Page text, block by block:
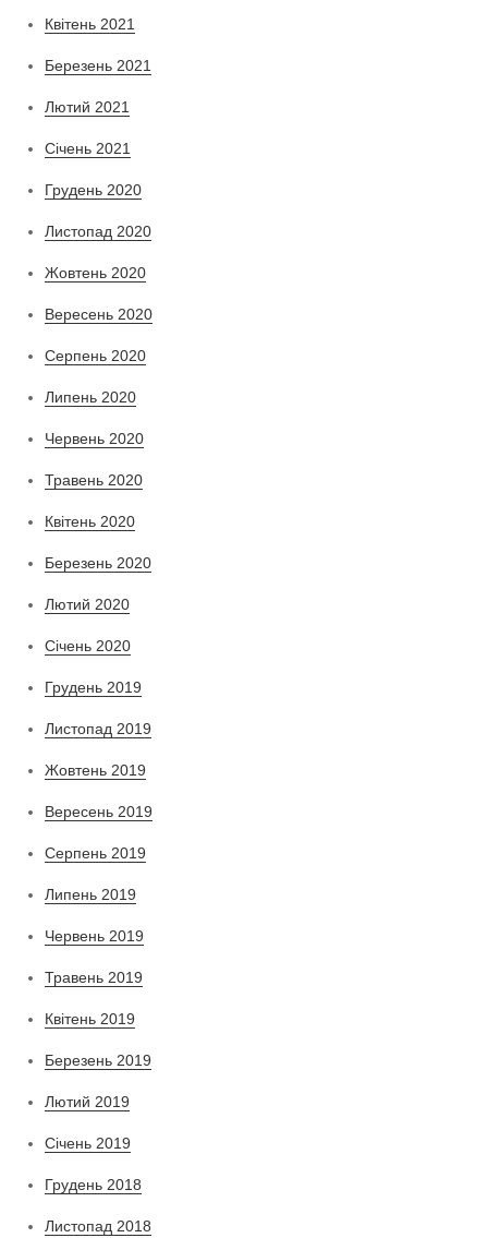
Квітень 2021
Березень 2021
Лютий 2021
Січень 2021
Грудень 2020
Листопад 2020
Жовтень 2020
Вересень 2020
Серпень 2020
Липень 2020
Червень 2020
Травень 2020
Квітень 2020
Березень 2020
Лютий 2020
Січень 2020
Грудень 2019
Листопад 2019
Жовтень 2019
Вересень 2019
Серпень 2019
Липень 2019
Червень 2019
Травень 2019
Квітень 2019
Березень 2019
Лютий 2019
Січень 2019
Грудень 2018
Листопад 2018